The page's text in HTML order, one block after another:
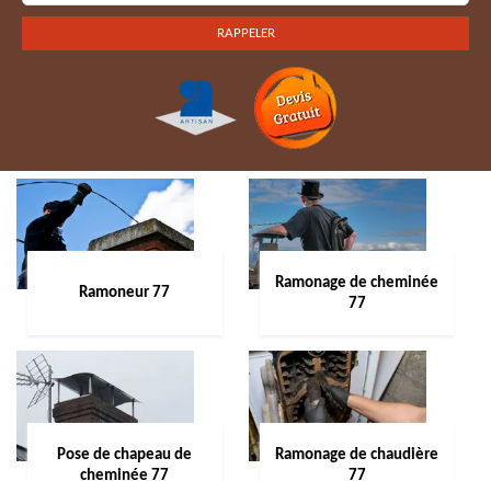
Ramoneur 77
Ramonage de cheminée
77
Pose de chapeau de
cheminée 77
Ramonage de chaudière
77